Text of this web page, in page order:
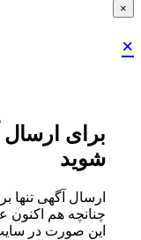
×
×
برای ارسال
شوید
ارسال آگهی تنها
چنانچه هم‌ اکنون
این صورت در